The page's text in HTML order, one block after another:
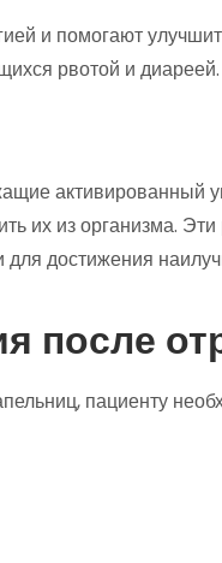
и помогают
рвотой и диареей.
активированный
их из организма.
для достижения
после
пациенту